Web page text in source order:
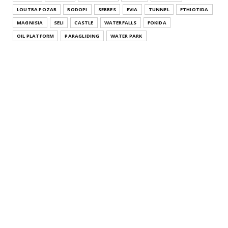
Μακεδονία Pa...
July 26, 2021
THESSALONIKI
LOUTRA POZAR
RODOPI SERRES EVIA TUNNEL
FTHIOTIDA
MAGNISIA
SELI CASTLE WATERFALLS
FOKIDA
OIL PLATFORM
PARAGLIDING WATER PARK